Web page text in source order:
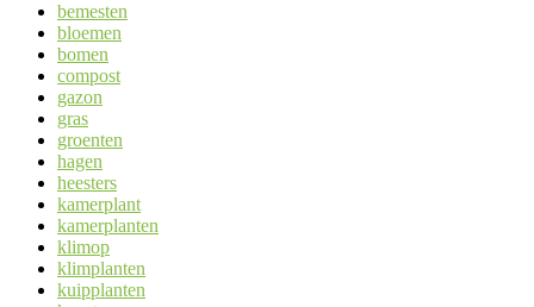
bemesten
bloemen
bomen
compost
gazon
gras
groenten
hagen
heesters
kamerplant
kamerplanten
klimop
klimplanten
kuipplanten